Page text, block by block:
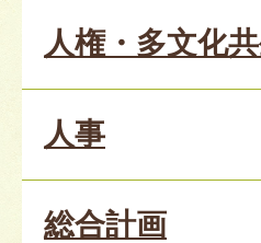
人権・多文化
人事
総合計画